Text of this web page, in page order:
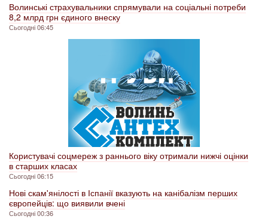
Волинські страхувальники спрямували на соціальні потреби
8,2 млрд грн єдиного внеску
Сьогодні 06:45
Користувачі соцмереж з раннього віку отримали нижчі оцінки
в старших класах
Сьогодні 06:15
Нові скам'янілості в Іспанії вказують на канібалізм перших
європейців: що виявили вчені
Сьогодні 00:36